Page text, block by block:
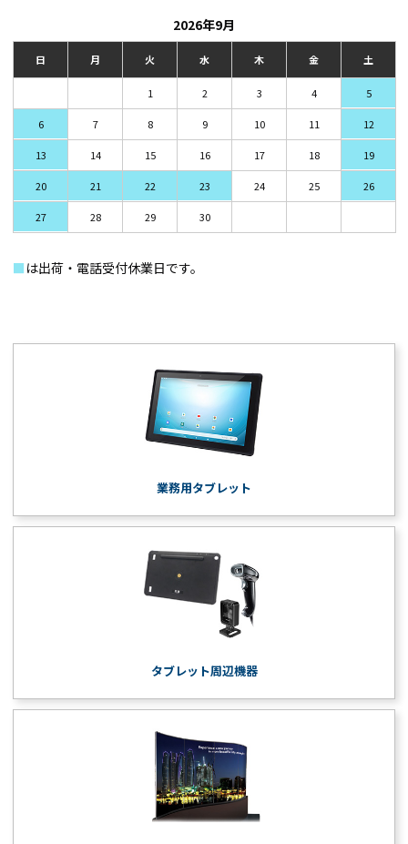
2026年9月
日 月 火 水 木 金 土
1 2 3 4 5
6 7 8 9 10 11 12
13 14 15 16 17 18 19
20 21 22 23 24 25 26
27 28 29 30
■ は出荷・電話受付休業日です。
業務用タブレット
タブレット周辺機器